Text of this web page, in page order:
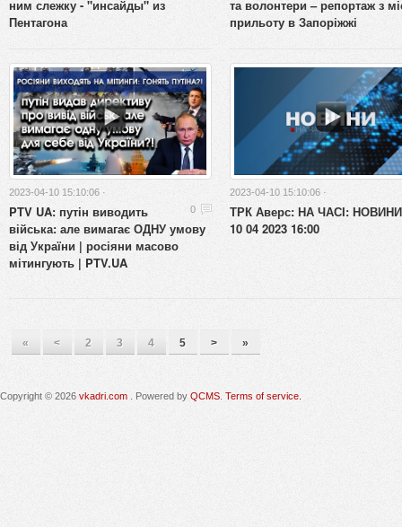
ним слежку - "инсайды" из
Пентагона
та волонтери – репортаж з
прильоту в Запоріжжі
2023-04-10 15:10:06 ·
0
PTV UA: путін виводить
війська: але вимагає ОДНУ умову
від України | росіяни масово
мітингують | PTV.UA
2023-04-10 15:10:06 ·
ТРК Аверс: НА ЧАСІ: НОВИНИ
10 04 2023 16:00
« < 2 3 4 5 > »
Copyright © 2026 vkadri.com . Powered by QCMS Terms of service.